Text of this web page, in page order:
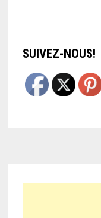
SUIVEZ-NOUS!